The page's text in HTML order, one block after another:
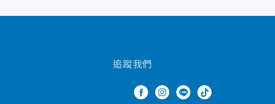
追蹤我們